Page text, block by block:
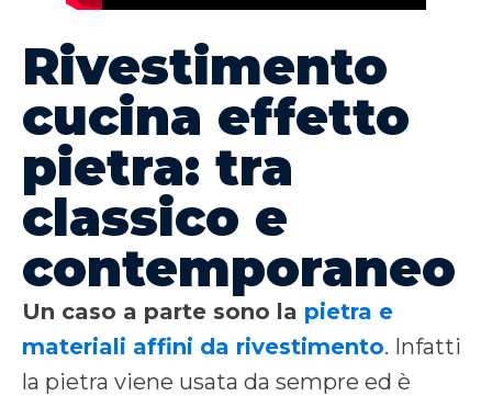
Rivestimento
cucina effetto
pietra: tra
classico e
contemporaneo
Un caso a parte sono la pietra e
materiali affini da rivestimento. Infatti
la pietra viene usata da sempre ed è